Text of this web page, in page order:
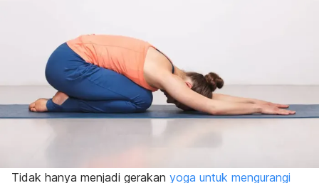
Tidak hanya menjadi gerakan yoga untuk mengurangi